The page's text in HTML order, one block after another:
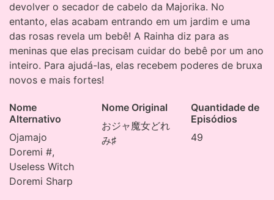
devolver o secador de cabelo da Majorika. No
entanto, elas acabam entrando em um jardim e uma
das rosas revela um bebê! A Rainha diz para as
meninas que elas precisam cuidar do bebê por um ano
inteiro. Para ajudá-las, elas recebem poderes de bruxa
novos e mais fortes!
Nome
Alternativo
Ojamajo
Doremi #,
Useless Witch
Doremi Sharp
Nome Original
おジャ魔女どれ
み♯
Quantidade de
Episódios
49